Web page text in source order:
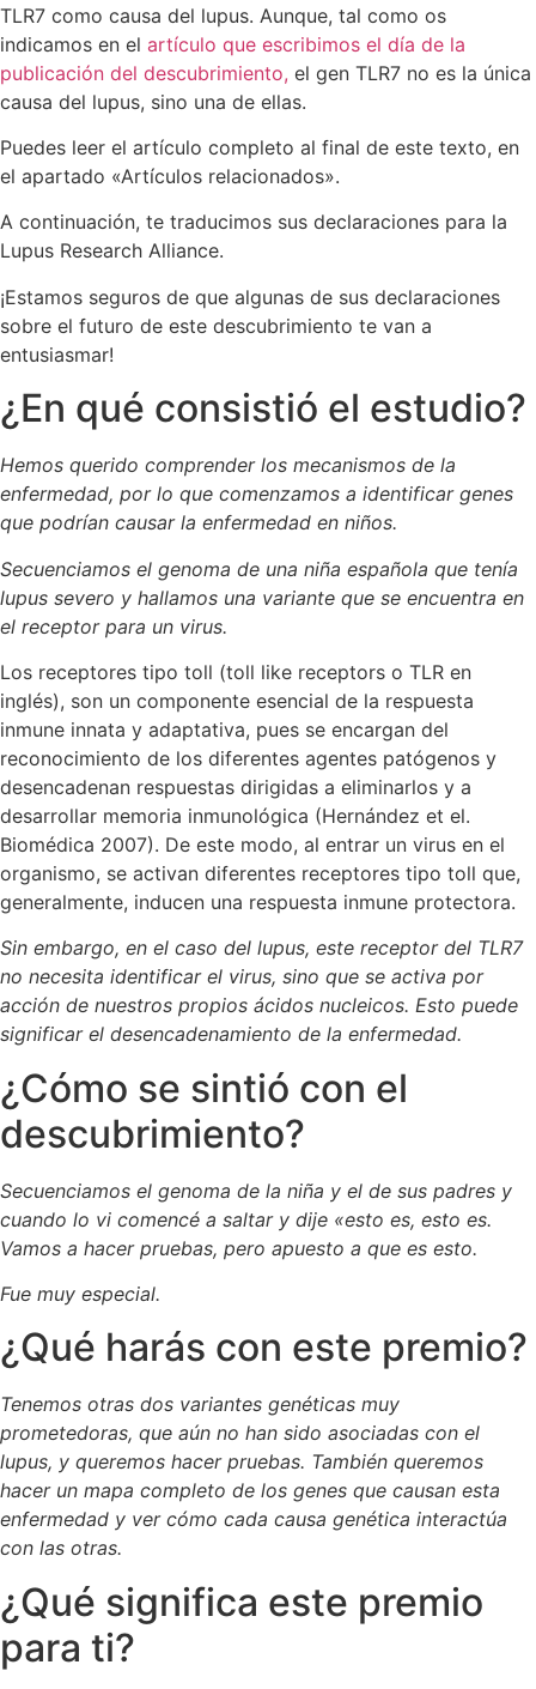
TLR7 como causa del lupus. Aunque, tal como os
indicamos en el artículo que escribimos el día de la
publicación del descubrimiento, el gen TLR7 no es la única
causa del lupus, sino una de ellas.
Puedes leer el artículo completo al final de este texto, en
el apartado «Artículos relacionados».
A continuación, te traducimos sus declaraciones para la
Lupus Research Alliance.
¡Estamos seguros de que algunas de sus declaraciones
sobre el futuro de este descubrimiento te van a
entusiasmar!
¿En qué consistió el estudio?
Hemos querido comprender los mecanismos de la
enfermedad, por lo que comenzamos a identificar genes
que podrían causar la enfermedad en niños.
Secuenciamos el genoma de una niña española que tenía
lupus severo y hallamos una variante que se encuentra en
el receptor para un virus.
Los receptores tipo toll (toll like receptors o TLR en
inglés), son un componente esencial de la respuesta
inmune innata y adaptativa, pues se encargan del
reconocimiento de los diferentes agentes patógenos y
desencadenan respuestas dirigidas a eliminarlos y a
desarrollar memoria inmunológica (Hernández et el.
Biomédica 2007). De este modo, al entrar un virus en el
organismo, se activan diferentes receptores tipo toll que,
generalmente, inducen una respuesta inmune protectora.
Sin embargo, en el caso del lupus, este receptor del TLR7
no necesita identificar el virus, sino que se activa por
acción de nuestros propios ácidos nucleicos. Esto puede
significar el desencadenamiento de la enfermedad.
¿Cómo se sintió con el
descubrimiento?
Secuenciamos el genoma de la niña y el de sus padres y
cuando lo vi comencé a saltar y dije «esto es, esto es.
Vamos a hacer pruebas, pero apuesto a que es esto.
Fue muy especial.
¿Qué harás con este premio?
Tenemos otras dos variantes genéticas muy
prometedoras, que aún no han sido asociadas con el
lupus, y queremos hacer pruebas. También queremos
hacer un mapa completo de los genes que causan esta
enfermedad y ver cómo cada causa genética interactúa
con las otras.
¿Qué significa este premio
para ti?